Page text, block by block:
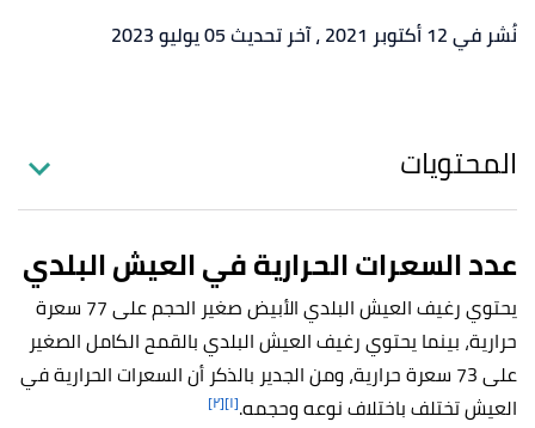
نُشر في 12 أكتوبر 2021
، آخر تحديث 05 يوليو 2023
المحتويات
عدد السعرات الحرارية في العيش البلدي
يحتوي رغيف العيش البلدي الأبيض صغير الحجم على 77 سعرة
حرارية، بينما يحتوي رغيف العيش البلدي بالقمح الكامل الصغير
على 73 سعرة حرارية، ومن الجدير بالذكر أن السعرات الحرارية في
العيش تختلف باختلاف نوعه وحجمه.[١] [٢]